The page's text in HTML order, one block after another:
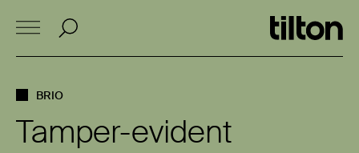
BRIO
Tamper-evident